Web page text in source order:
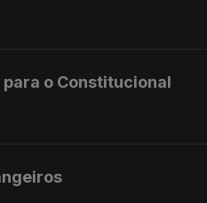
o Constitucional